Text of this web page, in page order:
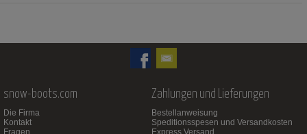
snow-boots.com
Die Firma
Kontakt
Fragen
Zahlungen und Lieferungen
Bestellanweisung
Speditionsspesen und Versandkosten
Express Versand